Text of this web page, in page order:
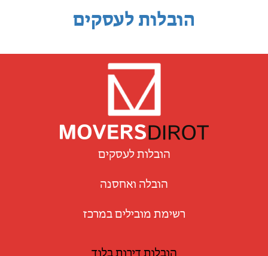
הובלות לעסקים
הובלות לעסקים
הובלה ואחסנה
רשימת מובילים במרכז
הובלות דירות בלוד